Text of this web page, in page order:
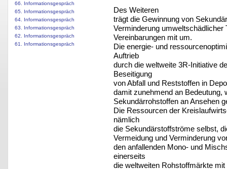
66. Informationsgespräch
65. Informationsgespräch
64. Informationsgespräch
63. Informationsgespräch
62. Informationsgespräch
61. Informationsgespräch
Des Weiteren
trägt die Gewinnung von
Verminderung
Vereinbarungen mit um.
Die energie- und
Auftrieb
durch die weltweite 3R-Initiative
Beseitigung
von Abfall und Reststoffen in
damit zunehmend an Bedeutung,
Sekundärrohstoffen an Ansehen
Die Ressourcen der
nämlich
die Sekundärstoffströme selbst,
Vermeidung und Verminderung
den anfallenden Mono- und
einerseits
die weltweiten Rohstoffmärkte